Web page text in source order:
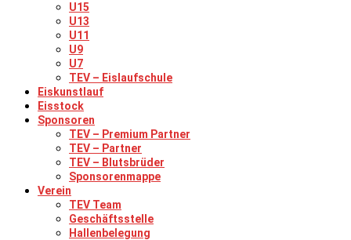
U15
U13
U11
U9
U7
TEV – Eislaufschule
Eiskunstlauf
Eisstock
Sponsoren
TEV – Premium Partner
TEV – Partner
TEV – Blutsbrüder
Sponsorenmappe
Verein
TEV Team
Geschäftsstelle
Hallenbelegung